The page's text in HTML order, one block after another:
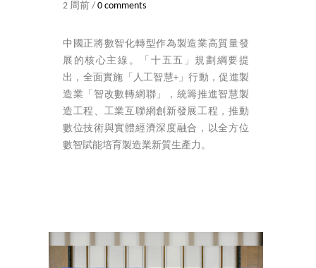
2 周前 / 0 comments
中國正將數智化轉型作為製造業高質量發
展的核心主線。「十五五」規劃綱要提
出，全面實施「人工智慧+」行動，促進製
造業「智改數轉網聯」，統籌推進智慧製
造工程、工業互聯網創新發展工程，推動
數位技術與實體經濟深度融合，以全方位
數智賦能培育製造業新質生產力。